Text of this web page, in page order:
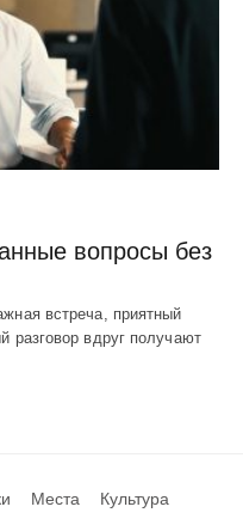
вопросы без
встреча, приятный
разговор вдруг получают
Места Культура